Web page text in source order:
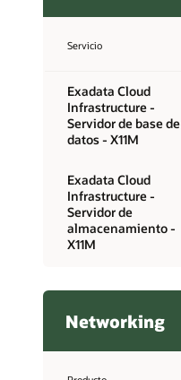
Servicio
Exadata Cloud
Infrastructure -
Servidor de base de
datos - X11M
Exadata Cloud
Infrastructure -
Servidor de
almacenamiento -
X11M
Networking